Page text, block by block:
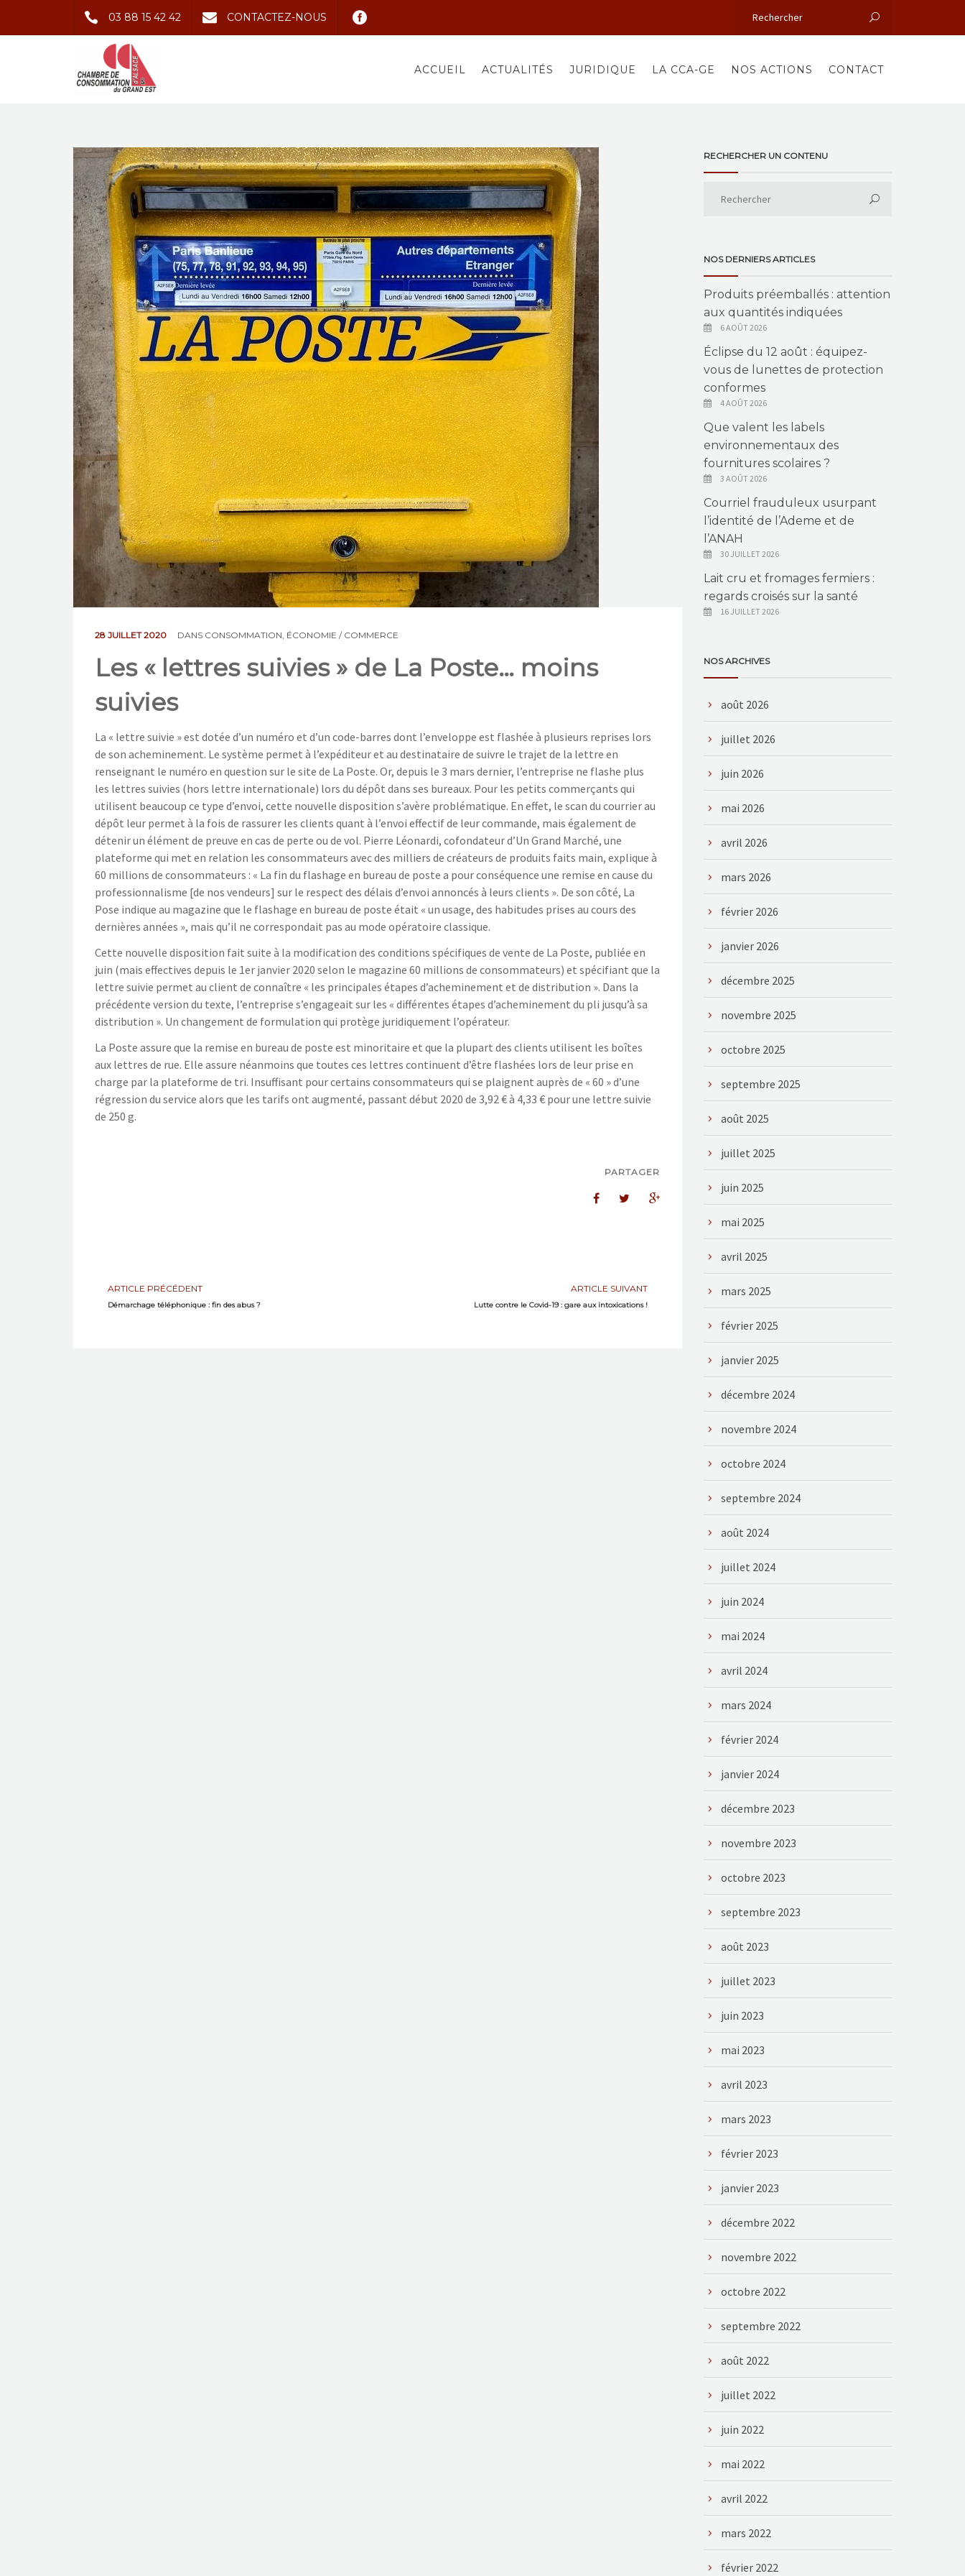
03 88 15 42 42 CONTACTEZ-NOUS
ACCUEIL ACTUALITÉS JURIDIQUE LA CCA-GE NOS ACTIONS CONTACT
28 JUILLET 2020 DANS CONSOMMATION, ÉCONOMIE / COMMERCE
Les « lettres suivies » de La Poste… moins
suivies
La « lettre suivie » est dotée d’un numéro et d’un code-barres dont l’enveloppe est flashée à plusieurs reprises lors
de son acheminement. Le système permet à l’expéditeur et au destinataire de suivre le trajet de la lettre en
renseignant le numéro en question sur le site de La Poste. Or, depuis le 3 mars dernier, l’entreprise ne flashe plus
les lettres suivies (hors lettre internationale) lors du dépôt dans ses bureaux. Pour les petits commerçants qui
utilisent beaucoup ce type d’envoi, cette nouvelle disposition s’avère problématique. En effet, le scan du courrier au
dépôt leur permet à la fois de rassurer les clients quant à l’envoi effectif de leur commande, mais également de
détenir un élément de preuve en cas de perte ou de vol. Pierre Léonardi, cofondateur d’Un Grand Marché, une
plateforme qui met en relation les consommateurs avec des milliers de créateurs de produits faits main, explique à
60 millions de consommateurs : « La fin du flashage en bureau de poste a pour conséquence une remise en cause du
professionnalisme [de nos vendeurs] sur le respect des délais d’envoi annoncés à leurs clients ». De son côté, La
Pose indique au magazine que le flashage en bureau de poste était « un usage, des habitudes prises au cours des
dernières années », mais qu’il ne correspondait pas au mode opératoire classique.
Cette nouvelle disposition fait suite à la modification des conditions spécifiques de vente de La Poste, publiée en
juin (mais effectives depuis le 1er janvier 2020 selon le magazine 60 millions de consommateurs) et spécifiant que la
lettre suivie permet au client de connaître « les principales étapes d’acheminement et de distribution ». Dans la
précédente version du texte, l’entreprise s’engageait sur les « différentes étapes d’acheminement du pli jusqu’à sa
distribution ». Un changement de formulation qui protège juridiquement l’opérateur.
La Poste assure que la remise en bureau de poste est minoritaire et que la plupart des clients utilisent les boîtes
aux lettres de rue. Elle assure néanmoins que toutes ces lettres continuent d’être flashées lors de leur prise en
charge par la plateforme de tri. Insuffisant pour certains consommateurs qui se plaignent auprès de « 60 » d’une
régression du service alors que les tarifs ont augmenté, passant début 2020 de 3,92 € à 4,33 € pour une lettre suivie
de 250 g.
PARTAGER
ARTICLE PRÉCÉDENT
Démarchage téléphonique : fin des abus ?
ARTICLE SUIVANT
Lutte contre le Covid-19 : gare aux intoxications !
RECHERCHER UN CONTENU
NOS DERNIERS ARTICLES
Produits préemballés : attention
aux quantités indiquées
6 AOÛT 2026
Éclipse du 12 août : équipez-
vous de lunettes de protection
conformes
4 AOÛT 2026
Que valent les labels
environnementaux des
fournitures scolaires ?
3 AOÛT 2026
Courriel frauduleux usurpant
l’identité de l’Ademe et de
l’ANAH
30 JUILLET 2026
Lait cru et fromages fermiers :
regards croisés sur la santé
16 JUILLET 2026
NOS ARCHIVES
août 2026
juillet 2026
juin 2026
mai 2026
avril 2026
mars 2026
février 2026
janvier 2026
décembre 2025
novembre 2025
octobre 2025
septembre 2025
août 2025
juillet 2025
juin 2025
mai 2025
avril 2025
mars 2025
février 2025
janvier 2025
décembre 2024
novembre 2024
octobre 2024
septembre 2024
août 2024
juillet 2024
juin 2024
mai 2024
avril 2024
mars 2024
février 2024
janvier 2024
décembre 2023
novembre 2023
octobre 2023
septembre 2023
août 2023
juillet 2023
juin 2023
mai 2023
avril 2023
mars 2023
février 2023
janvier 2023
décembre 2022
novembre 2022
octobre 2022
septembre 2022
août 2022
juillet 2022
juin 2022
mai 2022
avril 2022
mars 2022
février 2022